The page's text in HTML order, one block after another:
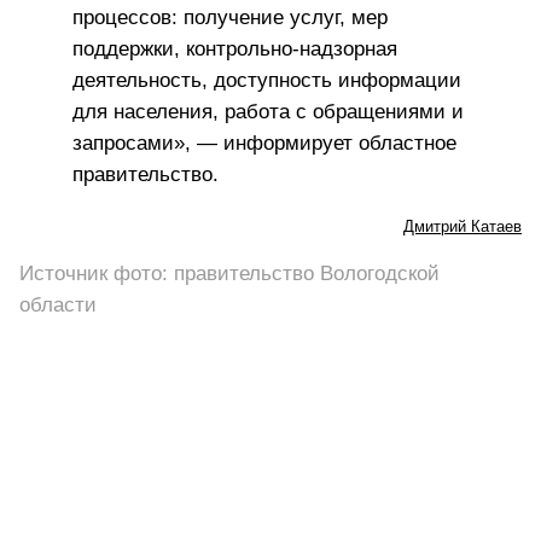
процессов: получение услуг, мер
поддержки, контрольно-надзорная
деятельность, доступность информации
для населения, работа с обращениями и
запросами», — информирует областное
правительство.
Дмитрий Катаев
Источник фото: правительство Вологодской
области